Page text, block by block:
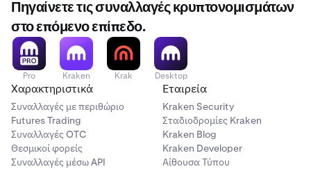
Πηγαίνετε τις συναλλαγές κρυπτονομισμάτων
στο επόμενο επίπεδο.
Pro Kraken Krak Desktop
Χαρακτηριστικά
Συναλλαγές με περιθώριο
Futures Trading
Συναλλαγές OTC
Θεσμικοί φορείς
Συναλλαγές μέσω API
Εταιρεία
Kraken Security
Σταδιοδρομίες Kraken
Kraken Blog
Kraken Developer
Αίθουσα Τύπου